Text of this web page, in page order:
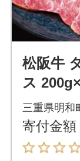
松阪牛
ス
三重県明和
寄付金額